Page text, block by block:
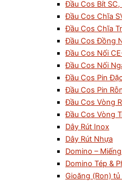
Đầu Cos Bít
Đầu Cos Chĩa
Đầu Cos Chĩa
Đầu Cos Đồng
Đầu Cos Nối
Đầu Cos Nối
Đầu Cos Pin
Đầu Cos Pin
Đầu Cos Vòng
Đầu Cos Vòng
Dây Rút Inox
Dây Rút Nhựa
Domino –
Domino Tép &
Gioăng (Ron) tủ